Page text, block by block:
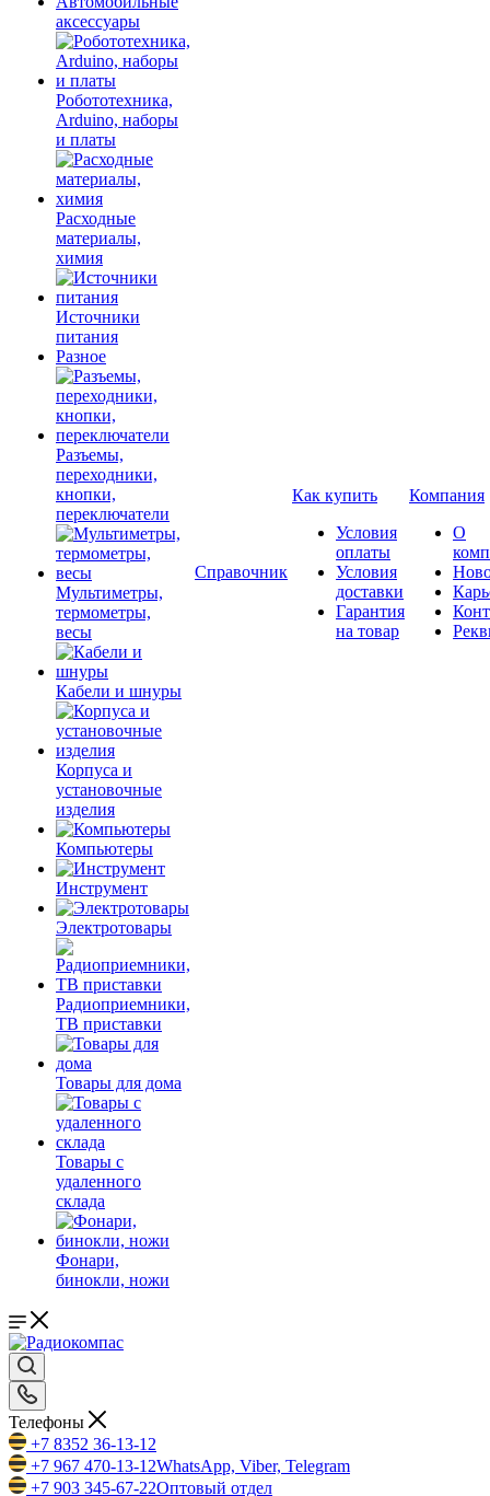
аксессуары
Робототехника,
Arduino, наборы
и платы
Расходные
материалы,
химия
Источники
питания
Разное
Разъемы,
переходники,
кнопки,
переключатели
Мультиметры,
термометры,
весы
Кабели и шнуры
Корпуса и
установочные
изделия
Компьютеры
Инструмент
Электротовары
Радиоприемники,
ТВ приставки
Товары для дома
Товары с
удаленного
склада
Фонари,
бинокли, ножи
Справочник
Как купить
Условия
оплаты
Условия
доставки
Гарантия
на товар
Компания
О
Телефоны
+7 8352 36-13-12
+7 967 470-13-12WhatsApp, Viber, Telegram
+7 903 345-67-22Оптовый отдел